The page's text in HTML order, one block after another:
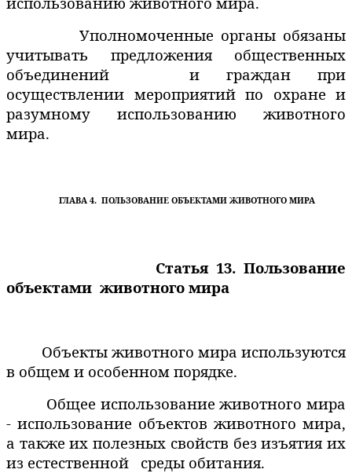
Уполномоченные органы обязаны
учитывать предложения общественных
объединений
и граждан при
осуществлении мероприятий по охране и
разумному использованию животного
мира.
ГЛАВА 4. ПОЛЬЗОВАНИЕ ОБЪЕКТАМИ ЖИВОТНОГО МИРА
Статья 13. Пользование
объектами животного мира
Объекты животного мира используются
в общем и особенном порядке.
Общее использование животного мира
- использование объектов животного мира,
а также их полезных свойств без изъятия их
из естественной
среды обитания.